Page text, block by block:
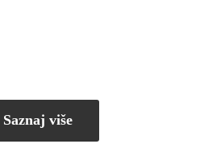
Saznaj više